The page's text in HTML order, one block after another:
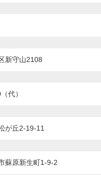
新守山2108
代）
が丘2-19-11
蘇原新生町1-9-2